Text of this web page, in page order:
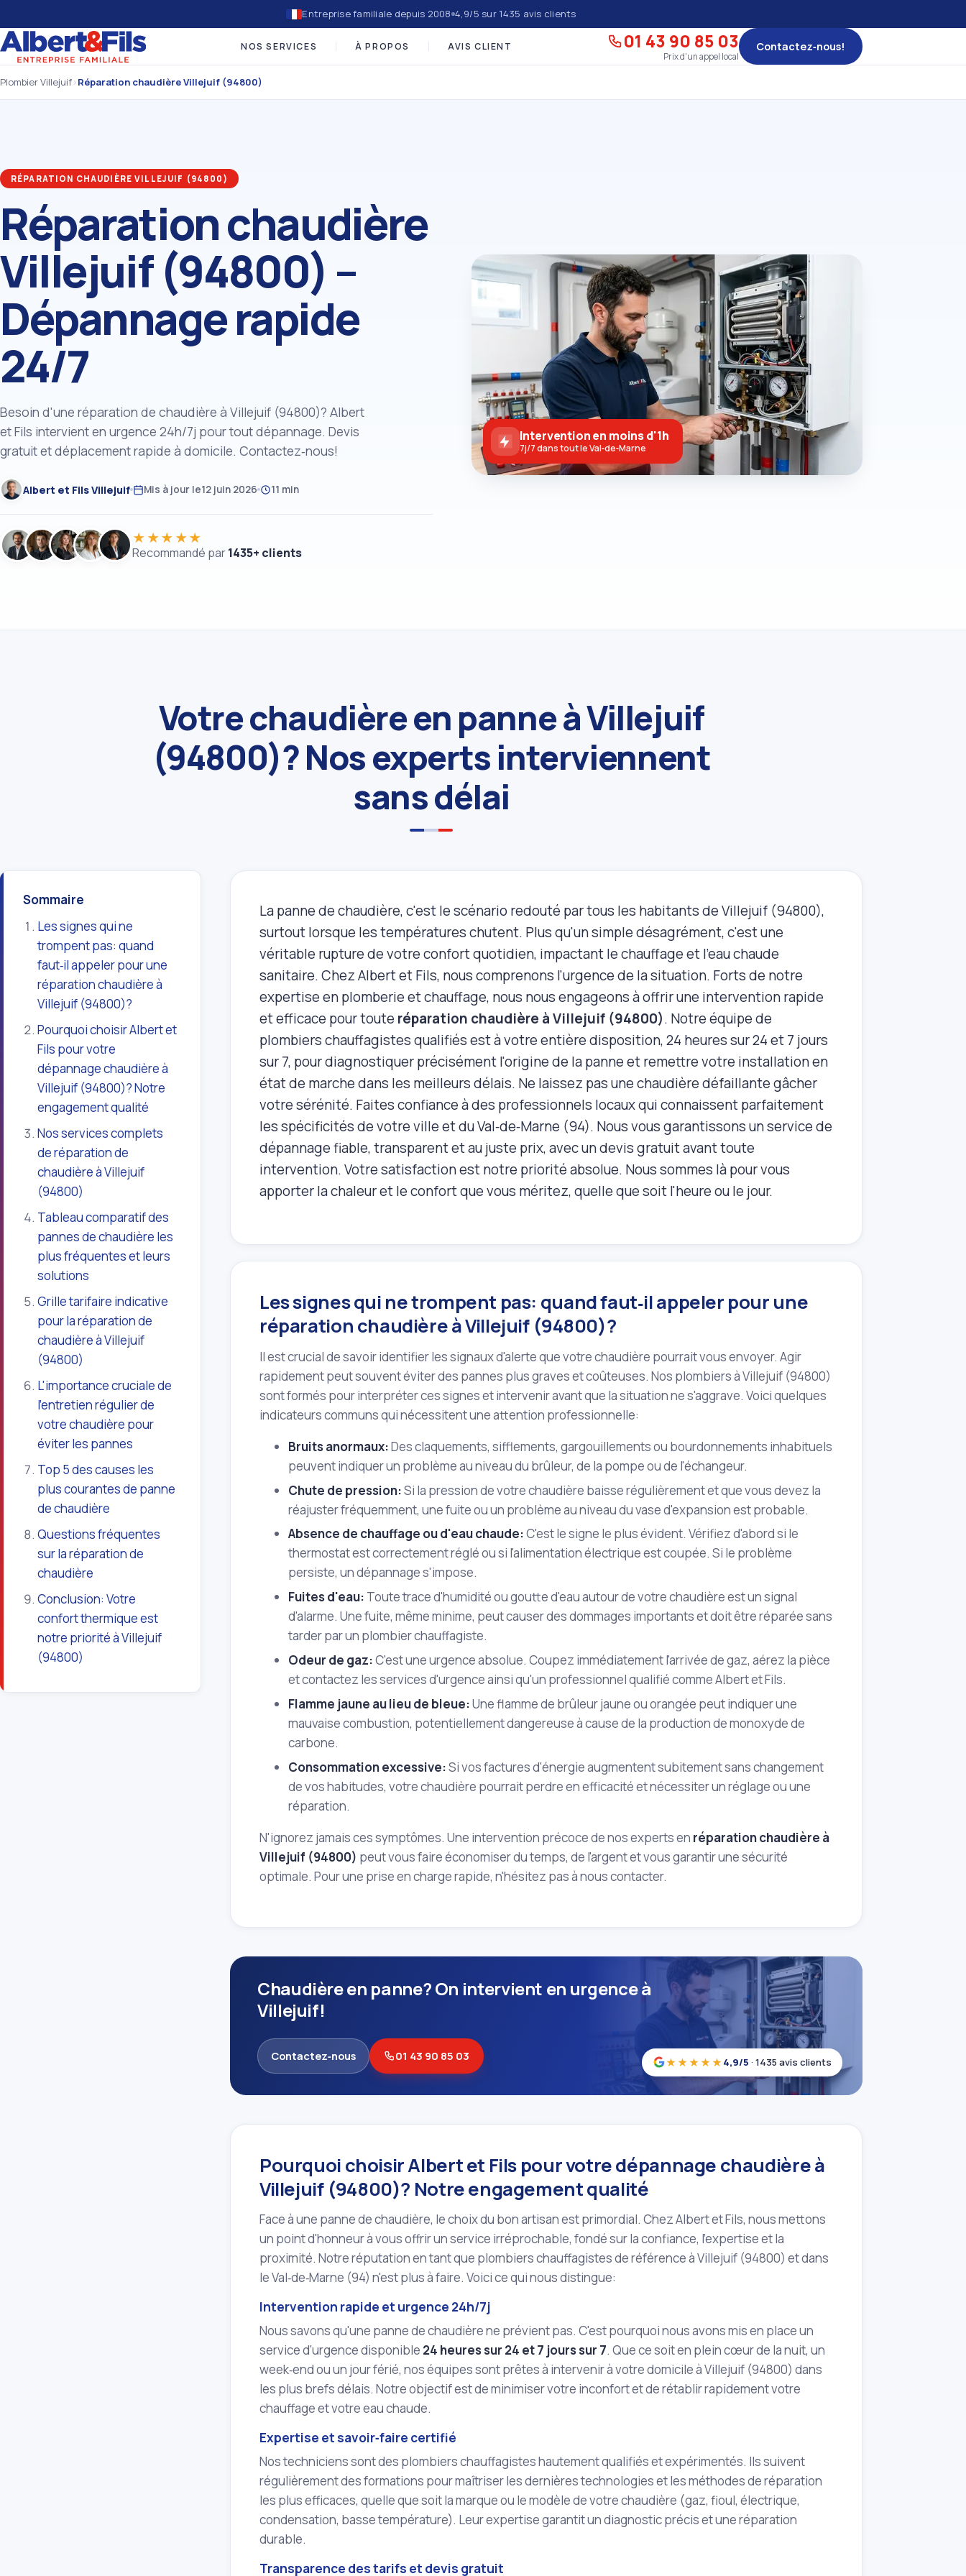
Entreprise familiale depuis 2008 4,9/5 sur 1435 avis clients
NOS SERVICES À PROPOS AVIS CLIENT 01 43 90 85 03
Prix d'un appel local
Contactez‑nous!
Plombier Villejuif›Réparation chaudière Villejuif (94800)
RÉPARATION CHAUDIÈRE VILLEJUIF (94800)
Réparation chaudière
Villejuif (94800) –
Dépannage rapide
24/7
Besoin d'une réparation de chaudière à Villejuif (94800)? Albert
et Fils intervient en urgence 24h/7j pour tout dépannage. Devis
gratuit et déplacement rapide à domicile. Contactez‑nous!
Albert et Fils Villejuif Mis à jour le12 juin 2026 11 min
★★★★★
Recommandé par1435+ clients
Intervention en moins d'1h
7j/7 dans tout le Val‑de‑Marne
Votre chaudière en panne à Villejuif
(94800)? Nos experts interviennent
sans délai
Sommaire
Les signes qui ne
trompent pas: quand
faut‑il appeler pour une
réparation chaudière à
Villejuif (94800)?
Pourquoi choisir Albert et
Fils pour votre
dépannage chaudière à
Villejuif (94800)? Notre
engagement qualité
Nos services complets
de réparation de
chaudière à Villejuif
(94800)
Tableau comparatif des
pannes de chaudière les
plus fréquentes et leurs
solutions
Grille tarifaire indicative
pour la réparation de
chaudière à Villejuif
(94800)
L'importance cruciale de
l'entretien régulier de
votre chaudière pour
éviter les pannes
Top 5 des causes les
plus courantes de panne
de chaudière
Questions fréquentes
sur la réparation de
chaudière
Conclusion: Votre
confort thermique est
notre priorité à Villejuif
(94800)
La panne de chaudière, c'est le scénario redouté par tous les habitants de Villejuif (94800),
surtout lorsque les températures chutent. Plus qu'un simple désagrément, c'est une
véritable rupture de votre confort quotidien, impactant le chauffage et l'eau chaude
sanitaire. Chez Albert et Fils, nous comprenons l'urgence de la situation. Forts de notre
expertise en plomberie et chauffage, nous nous engageons à offrir une intervention rapide
et efficace pour toute réparation chaudière à Villejuif (94800). Notre équipe de
plombiers chauffagistes qualifiés est à votre entière disposition, 24 heures sur 24 et 7 jours
sur 7, pour diagnostiquer précisément l'origine de la panne et remettre votre installation en
état de marche dans les meilleurs délais. Ne laissez pas une chaudière défaillante gâcher
votre sérénité. Faites confiance à des professionnels locaux qui connaissent parfaitement
les spécificités de votre ville et du Val‑de‑Marne (94). Nous vous garantissons un service de
dépannage fiable, transparent et au juste prix, avec un devis gratuit avant toute
intervention. Votre satisfaction est notre priorité absolue. Nous sommes là pour vous
apporter la chaleur et le confort que vous méritez, quelle que soit l'heure ou le jour.
Les signes qui ne trompent pas: quand faut‑il appeler pour une
réparation chaudière à Villejuif (94800)?
Il est crucial de savoir identifier les signaux d'alerte que votre chaudière pourrait vous envoyer. Agir
rapidement peut souvent éviter des pannes plus graves et coûteuses. Nos plombiers à Villejuif (94800)
sont formés pour interpréter ces signes et intervenir avant que la situation ne s'aggrave. Voici quelques
indicateurs communs qui nécessitent une attention professionnelle:
Bruits anormaux:Des claquements, sifflements, gargouillements ou bourdonnements inhabituels
peuvent indiquer un problème au niveau du brûleur, de la pompe ou de l'échangeur.
Chute de pression:Si la pression de votre chaudière baisse régulièrement et que vous devez la
réajuster fréquemment, une fuite ou un problème au niveau du vase d'expansion est probable.
Absence de chauffage ou d'eau chaude:C'est le signe le plus évident. Vérifiez d'abord si le
thermostat est correctement réglé ou si l'alimentation électrique est coupée. Si le problème
persiste, un dépannage s'impose.
Fuites d'eau: Toute trace d'humidité ou goutte d'eau autour de votre chaudière est un signal
d'alarme. Une fuite, même minime, peut causer des dommages importants et doit être réparée sans
tarder par un plombier chauffagiste.
Odeur de gaz:C'est une urgence absolue. Coupez immédiatement l'arrivée de gaz, aérez la pièce
et contactez les services d'urgence ainsi qu'un professionnel qualifié comme Albert et Fils.
Flamme jaune au lieu de bleue:Une flamme de brûleur jaune ou orangée peut indiquer une
mauvaise combustion, potentiellement dangereuse à cause de la production de monoxyde de
carbone.
Consommation excessive:Si vos factures d'énergie augmentent subitement sans changement
de vos habitudes, votre chaudière pourrait perdre en efficacité et nécessiter un réglage ou une
réparation.
N'ignorez jamais ces symptômes. Une intervention précoce de nos experts en réparation chaudière à
Villejuif (94800) peut vous faire économiser du temps, de l'argent et vous garantir une sécurité
optimale. Pour une prise en charge rapide, n'hésitez pas à nous contacter.
★★★★★4,9/5 · 1435 avis clients
Chaudière en panne? On intervient en urgence à
Villejuif!
Contactez‑nous 01 43 90 85 03
Pourquoi choisir Albert et Fils pour votre dépannage chaudière à
Villejuif (94800)? Notre engagement qualité
Face à une panne de chaudière, le choix du bon artisan est primordial. Chez Albert et Fils, nous mettons
un point d'honneur à vous offrir un service irréprochable, fondé sur la confiance, l'expertise et la
proximité. Notre réputation en tant que plombiers chauffagistes de référence à Villejuif (94800) et dans
le Val‑de‑Marne (94) n'est plus à faire. Voici ce qui nous distingue:
Intervention rapide et urgence 24h/7j
Nous savons qu'une panne de chaudière ne prévient pas. C'est pourquoi nous avons mis en place un
service d'urgence disponible 24 heures sur 24 et 7 jours sur 7. Que ce soit en plein cœur de la nuit, un
week‑end ou un jour férié, nos équipes sont prêtes à intervenir à votre domicile à Villejuif (94800) dans
les plus brefs délais. Notre objectif est de minimiser votre inconfort et de rétablir rapidement votre
chauffage et votre eau chaude.
Expertise et savoir‑faire certifié
Nos techniciens sont des plombiers chauffagistes hautement qualifiés et expérimentés. Ils suivent
régulièrement des formations pour maîtriser les dernières technologies et les méthodes de réparation
les plus efficaces, quelle que soit la marque ou le modèle de votre chaudière (gaz, fioul, électrique,
condensation, basse température). Leur expertise garantit un diagnostic précis et une réparation
durable.
Transparence des tarifs et devis gratuit